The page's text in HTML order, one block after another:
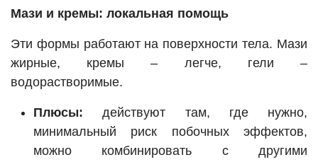
Мази и кремы: локальная помощь
Эти формы работают на поверхности тела. Мази
жирные, кремы – легче, гели –
водорастворимые.
Плюсы: действуют там, где нужно,
минимальный риск побочных эффектов,
можно комбинировать с другими